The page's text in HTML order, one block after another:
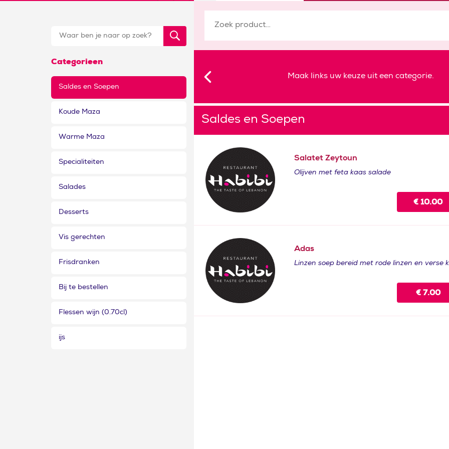
Categorieen
Saldes en Soepen
Koude Maza
Warme Maza
Specialiteiten
Salades
Desserts
Vis gerechten
Frisdranken
Bij te bestellen
Flessen wijn (0.70cl)
ijs
Maak links uw keuze uit een categorie.
Saldes en Soepen
Salatet Zeytoun
Olijven met feta kaas salade
€10.00
Adas
Linzen soep bereid met rode linzen en verse
€ 7.00